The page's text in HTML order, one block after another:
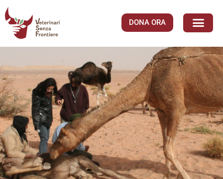
DONA ORA